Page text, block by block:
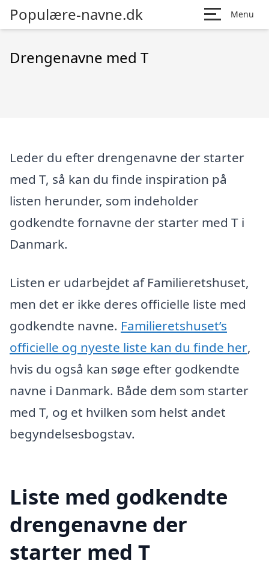
Populære-navne.dk Menu
Drengenavne med T
Leder du efter drengenavne der starter
med T, så kan du finde inspiration på
listen herunder, som indeholder
godkendte fornavne der starter med T i
Danmark.
Listen er udarbejdet af Familieretshuset,
men det er ikke deres officielle liste med
godkendte navne. Familieretshuset’s
officielle og nyeste liste kan du finde her,
hvis du også kan søge efter godkendte
navne i Danmark. Både dem som starter
med T, og et hvilken som helst andet
begyndelsesbogstav.
Liste med godkendte
drengenavne der
starter med T